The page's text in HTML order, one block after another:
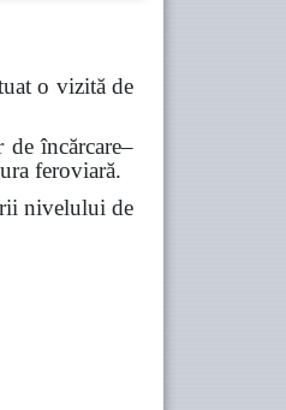
o vizită de
încărcare–
feroviară.
nivelului de